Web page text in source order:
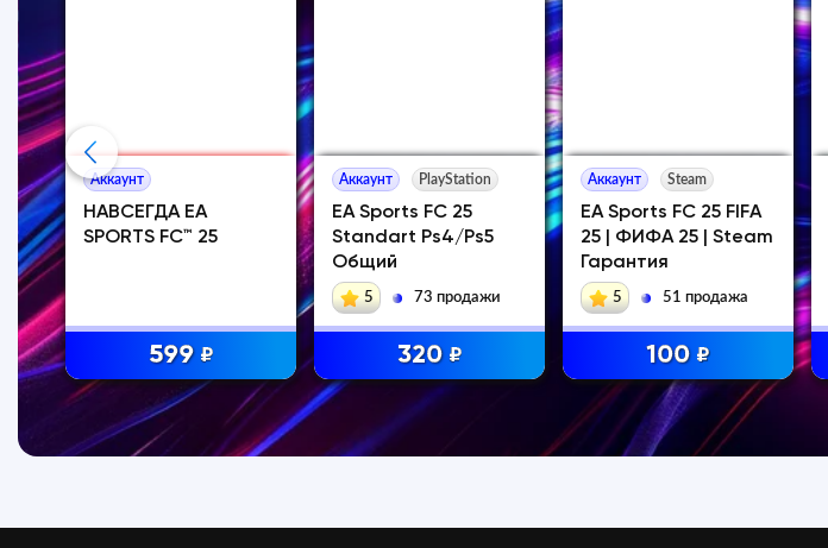
Аккаунт
НАВСЕГДА EA
SPORTS FC™ 25
599 ₽
Аккаунт PlayStation
EA Sports FC 25
Standart Ps4/Ps5
Общий
5 73 продажи
320 ₽
Аккаунт Steam
EA Sports FC 25 FIFA
25 | ФИФА 25 | Steam
Гарантия
5 51 продажа
100 ₽